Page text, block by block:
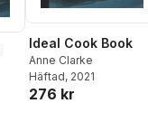
Ideal Cook Book
Anne Clarke
Häftad, 2021
276 kr